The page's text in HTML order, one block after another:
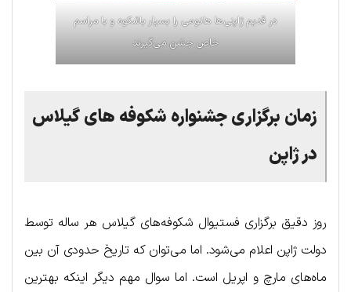
در قدیم ژاپنی‌ها هانومی را بسیار باشکوه و با مراسم
خاص جشن می‌گیرند
زمان برگزاری جشنواره شکوفه های گیلاس
در ژاپن
روز دقیق برگزاری فستیوال شکوفه‌های گیلاس هر ساله توسط
دولت ژاپن اعلام می‌شود. اما می‌توان که تاریخ حدودی آن بین
ماه‌های مارچ و اپریل است. اما سوال مهم دیگر اینکه بهترین